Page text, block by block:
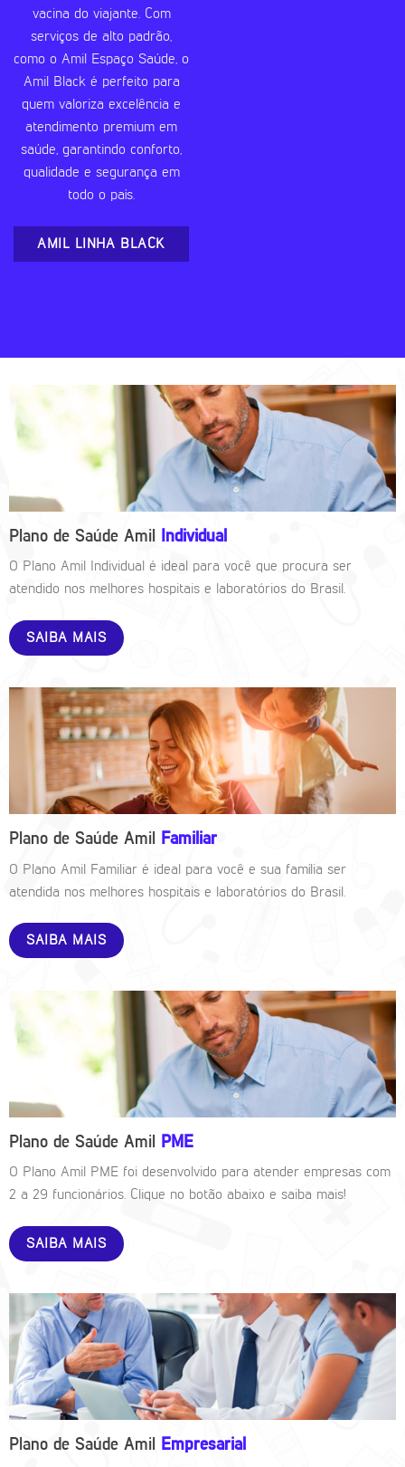
vacina do viajante. Com
serviços de alto padrão,
como o Amil Espaço Saúde, o
Amil Black é perfeito para
quem valoriza excelência e
atendimento premium em
saúde, garantindo conforto,
qualidade e segurança em
todo o país.
AMIL LINHA BLACK
Plano de Saúde Amil Individual
O Plano Amil Individual é ideal para você que procura ser
atendido nos melhores hospitais e laboratórios do Brasil.
SAIBA MAIS
Plano de Saúde Amil Familiar
O Plano Amil Familiar é ideal para você e sua família ser
atendida nos melhores hospitais e laboratórios do Brasil.
SAIBA MAIS
Plano de Saúde Amil PME
O Plano Amil PME foi desenvolvido para atender empresas com
2 a 29 funcionários. Clique no botão abaixo e saiba mais!
SAIBA MAIS
Plano de Saúde Amil Empresarial